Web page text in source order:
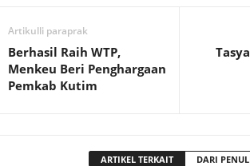
Artikulli paraprak
Berhasil Raih WTP,
Menkeu Beri Penghargaan
Pemkab Kutim
ARTIKEL TERKAIT DARI